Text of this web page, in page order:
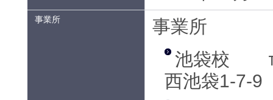
事業所
事業所
池袋校
西池袋1-7-9